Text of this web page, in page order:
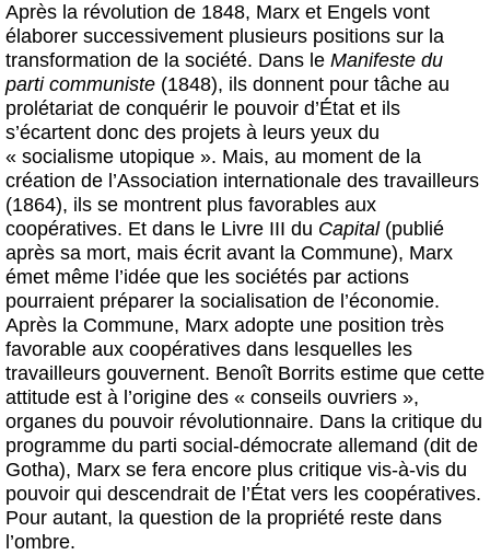
Après la révolution de 1848, Marx et Engels vont
élaborer successivement plusieurs positions sur la
transformation de la société. Dans le Manifeste du
parti communiste (1848), ils donnent pour tâche au
prolétariat de conquérir le pouvoir d’État et ils
s’écartent donc des projets à leurs yeux du
« socialisme utopique ». Mais, au moment de la
création de l’Association internationale des travailleurs
(1864), ils se montrent plus favorables aux
coopératives. Et dans le Livre III du Capital (publié
après sa mort, mais écrit avant la Commune), Marx
émet même l’idée que les sociétés par actions
pourraient préparer la socialisation de l’économie.
Après la Commune, Marx adopte une position très
favorable aux coopératives dans lesquelles les
travailleurs gouvernent. Benoît Borrits estime que cette
attitude est à l’origine des « conseils ouvriers »,
organes du pouvoir révolutionnaire. Dans la critique du
programme du parti social-démocrate allemand (dit de
Gotha), Marx se fera encore plus critique vis-à-vis du
pouvoir qui descendrait de l’État vers les coopératives.
Pour autant, la question de la propriété reste dans
l’ombre.